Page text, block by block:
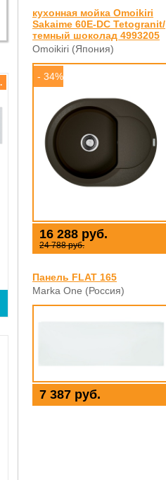
кухонная мойка Omoikiri
Sakaime 60E-DC Tetogranit/
темный шоколад 4993205
Omoikiri (Япония)
- 34%
16 288 руб.
24 788 руб.
Панель FLAT 165
Marka One (Россия)
7 387 руб.